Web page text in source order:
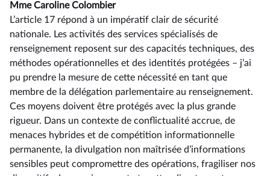
Mme Caroline Colombier
L’article 17 répond à un impératif clair de sécurité
nationale. Les activités des services spécialisés de
renseignement reposent sur des capacités techniques, des
méthodes opérationnelles et des identités protégées –⁠ j’ai
pu prendre la mesure de cette nécessité en tant que
membre de la délégation parlementaire au renseignement.
Ces moyens doivent être protégés avec la plus grande
rigueur. Dans un contexte de conflictualité accrue, de
menaces hybrides et de compétition informationnelle
permanente, la divulgation non maîtrisée d’informations
sensibles peut compromettre des opérations, fragiliser nos